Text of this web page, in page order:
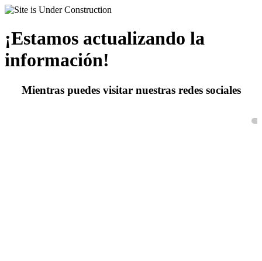
¡Estamos actualizando la
información!
Mientras puedes visitar nuestras redes sociales